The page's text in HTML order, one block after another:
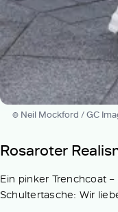
© Neil Mockford / GC
Rosaroter
Ein pinker Trenchcoat
Schultertasche: Wir